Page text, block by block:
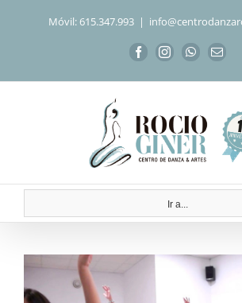
Móvil: 615.347.993 |
FacebookInstagramWhatsApp
Ir a...
más